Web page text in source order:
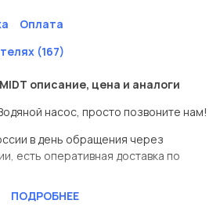
Оплата
(167)
описание, цена и аналоги
насос, просто позвоните нам!
в день обращения через
есть оперативная доставка по
по производителю
ПОДРОБНЕЕ